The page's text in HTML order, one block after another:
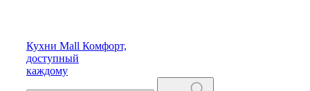
Кухни Mall Комфорт,
доступный
каждому